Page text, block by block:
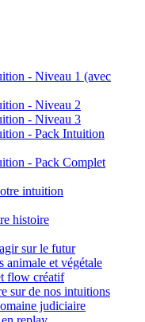
- Niveau 1 (avec
- Niveau 2
- Niveau 3
- Pack Intuition
- Pack Complet
intuition
histoire
sur le futur
animale et végétale
flow créatif
sur de nos intuitions
judiciaire